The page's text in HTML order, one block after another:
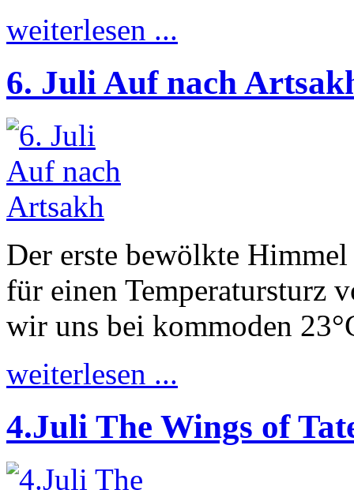
weiterlesen ...
6. Juli Auf nach
Der erste bewölkte
für einen Temperatursturz
wir uns bei kommoden
weiterlesen ...
4.Juli The Wings of